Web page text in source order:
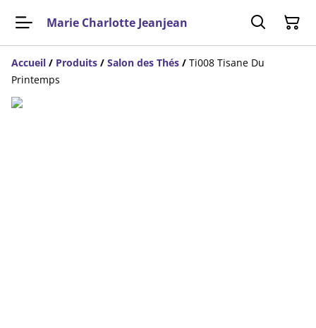
Marie Charlotte Jeanjean
Accueil / Produits / Salon des Thés / Ti008 Tisane Du
Printemps